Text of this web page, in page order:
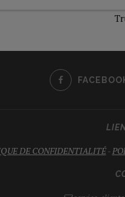
DE CONFIDENTIALITÉ-